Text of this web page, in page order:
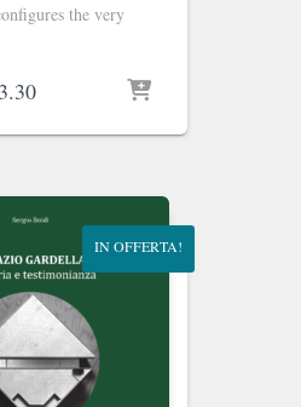
the very
Il
attuale
€13.30.
IN OFFERTA!